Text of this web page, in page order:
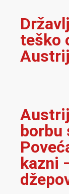
teško
borbu
kazni